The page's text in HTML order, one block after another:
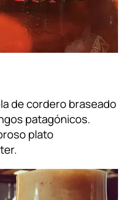
de cordero braseado
patagónicos.
plato